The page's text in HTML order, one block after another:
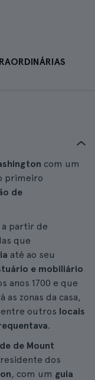
com um
primeiro
de
a partir de
que
até ao seu
e mobiliário
anos 1700 e que
zonas da casa,
entre outros locais
.
de Mount
dos
, com um guia